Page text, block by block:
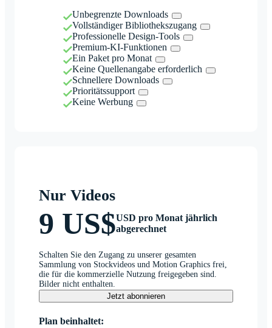
Unbegrenzte Downloads
Vollständiger Bibliothekszugang
Professionelle Design-Tools
Premium-KI-Funktionen
Ein Paket pro Monat
Keine Quellenangabe erforderlich
Schnellere Downloads
Prioritätssupport
Keine Werbung
Nur Videos
9 US$USD pro Monat jährlich
abgerechnet
Schalten Sie den Zugang zu unserer gesamten
Sammlung von Stockvideos und Motion Graphics frei,
die für die kommerzielle Nutzung freigegeben sind.
Bilder nicht enthalten.
Jetzt abonnieren
Plan beinhaltet: